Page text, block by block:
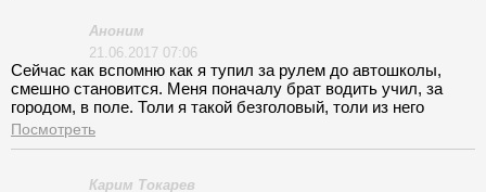
чувствую более чем уверенно.
Аноним
21.06.2017 07:06
Сейчас как вспомню как я тупил за рулем до автошколы,
смешно становится. Меня поначалу брат водить учил, за
городом, в поле. Толи я такой безголовый, толи из него
учитель никакой, но в "Старт" я попал практически ничего не
зная и не умея. Поэтому начал с самых азов вождения. Моим
который огромное внимание уделял безопасности вождения
Посмотреть
Карим Токарев